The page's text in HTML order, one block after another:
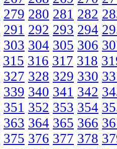
279 280 281 282
291 292 293 294
303 304 305 306
315 316 317 318
327 328 329 330
339 340 341 342
351 352 353 354
363 364 365 366
375 376 377 378